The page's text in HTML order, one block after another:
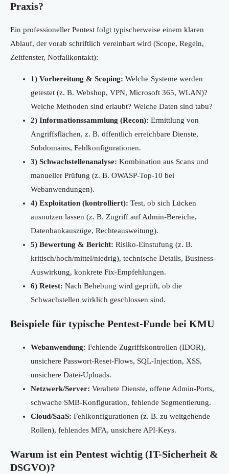
Praxis?
Ein professioneller Pentest folgt typischerweise einem klaren
Ablauf, der vorab schriftlich vereinbart wird (Scope, Regeln,
Zeitfenster, Notfallkontakt):
1) Vorbereitung & Scoping: Welche Systeme werden
getestet (z. B. Webshop, VPN, Microsoft 365, WLAN)?
Welche Methoden sind erlaubt? Welche Daten sind tabu?
2) Informationssammlung (Recon): Ermittlung von
Angriffsflächen, z. B. öffentlich erreichbare Dienste,
Subdomains, Fehlkonfigurationen.
3) Schwachstellenanalyse: Kombination aus Scans und
manueller Prüfung (z. B. OWASP-Top-10 bei
Webanwendungen).
4) Exploitation (kontrolliert): Test, ob sich Lücken
ausnutzen lassen (z. B. Zugriff auf Admin-Bereiche,
Datenbankauszüge, Rechteausweitung).
5) Bewertung & Bericht: Risiko-Einstufung (z. B.
kritisch/hoch/mittel/niedrig), technische Details, Business-
Auswirkung, konkrete Fix-Empfehlungen.
6) Retest: Nach Behebung wird geprüft, ob die
Schwachstellen wirklich geschlossen sind.
Beispiele für typische Pentest-Funde bei KMU
Webanwendung: Fehlende Zugriffskontrollen (IDOR),
unsichere Passwort-Reset-Flows, SQL-Injection, XSS,
unsichere Datei-Uploads.
Netzwerk/Server: Veraltete Dienste, offene Admin-Ports,
schwache SMB-Konfiguration, fehlende Segmentierung.
Cloud/SaaS: Fehlkonfigurationen (z. B. zu weitgehende
Rollen), fehlendes MFA, unsichere API-Keys.
Warum ist ein Pentest wichtig (IT-Sicherheit &
DSGVO)?